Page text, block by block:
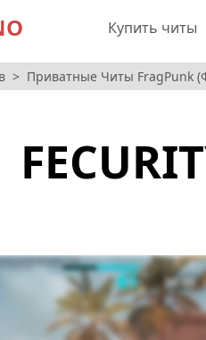
Купить читы
Приватные Читы FragPunk